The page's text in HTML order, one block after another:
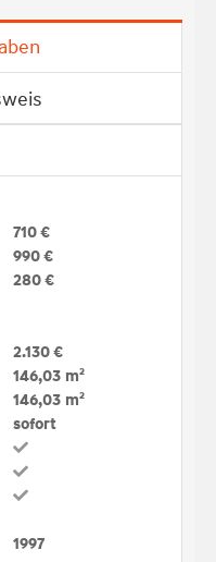
710 €
990 €
280 €
2.130 €
146,03 m²
146,03 m²
sofort
1997